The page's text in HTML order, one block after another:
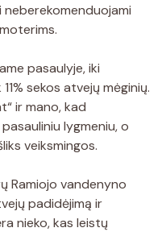
neberekomenduojami
pasaulyje, iki
sekos atvejų mėginių.
ir mano, kad
lygmeniu, o
veiksmingos.
Ramiojo vandenyno
padidėjimą ir
nieko, kas leistų